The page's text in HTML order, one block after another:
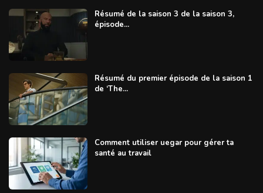
Résumé de la saison 3 de la saison 3,
épisode...
Résumé du premier épisode de la saison 1
de ‘The...
Comment utiliser uegar pour gérer ta
santé au travail